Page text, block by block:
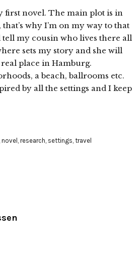
first novel. The main plot is in
why I’m on my way to that
my cousin who lives there all
sets my story and she will
place in Hamburg.
a beach, ballrooms etc.
by all the settings and I keep
novel , research, settings, travel